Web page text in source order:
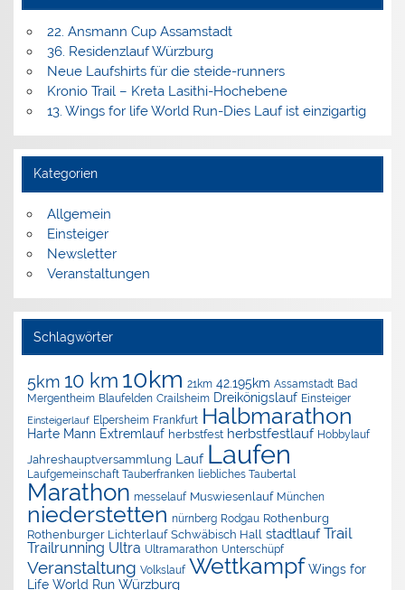
22. Ansmann Cup Assamstadt
36. Residenzlauf Würzburg
Neue Laufshirts für die steide-runners
Kronio Trail – Kreta Lasithi-Hochebene
13. Wings for life World Run-Dies Lauf ist einzigartig
Kategorien
Allgemein
Einsteiger
Newsletter
Veranstaltungen
Schlagwörter
5km 10 km 10km 21km 42.195km Assamstadt Bad
Mergentheim Blaufelden Crailsheim Dreikönigslauf Einsteiger
Einsteigerlauf Elpersheim Frankfurt Halbmarathon
Harte Mann Extremlauf herbstfest herbstfestlauf Hobbylauf
Jahreshauptversammlung Lauf Laufen
Laufgemeinschaft Tauberfranken liebliches Taubertal
Marathon messelauf Muswiesenlauf München
niederstetten nürnberg Rodgau Rothenburg
Rothenburger Lichterlauf Schwäbisch Hall stadtlauf Trail
Trailrunning Ultra Ultramarathon Unterschüpf
Veranstaltung Volkslauf Wettkampf Wings for
Life World Run Würzburg